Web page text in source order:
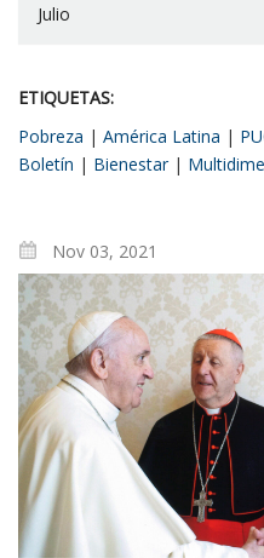
Julio
ETIQUETAS:
Pobreza | América Latina |
Boletín | Bienestar|
Nov 03, 2021